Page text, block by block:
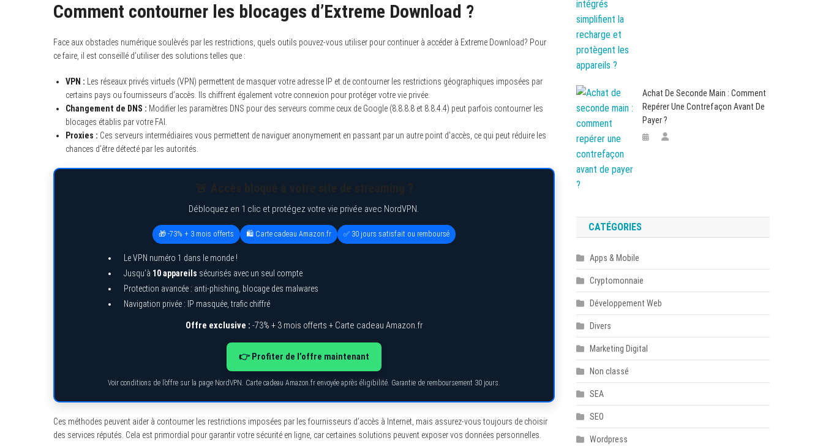
Comment contourner les blocages d’Extreme Download ?
Face aux obstacles numérique soulèvés par les restrictions, quels outils pouvez-vous utiliser pour continuer à accéder à Extreme Download? Pour
ce faire, il est conseillé d’utiliser des solutions telles que :
VPN : Les réseaux privés virtuels (VPN) permettent de masquer votre adresse IP et de contourner les restrictions géographiques imposées par
certains pays ou fournisseurs d’accès. Ils chiffrent également votre connexion pour protéger votre vie privée.
Changement de DNS : Modifier les paramètres DNS pour des serveurs comme ceux de Google (8.8.8.8 et 8.8.4.4) peut parfois contourner les
blocages établis par votre FAI.
Proxies : Ces serveurs intermédiaires vous permettent de naviguer anonymement en passant par un autre point d’accès, ce qui peut réduire les
chances d’être détecté par les autorités.
Débloquez en 1 clic et protégez votre vie privée avec NordVPN.
🎁 -73% + 3 mois offerts 🛍️ Carte cadeau Amazon.fr ✅ 30 jours satisfait ou remboursé
Le VPN numéro 1 dans le monde !
Jusqu’à 10 appareils sécurisés avec un seul compte
Protection avancée : anti-phishing, blocage des malwares
Navigation privée : IP masquée, trafic chiffré
Offre exclusive : -73% + 3 mois offerts + Carte cadeau Amazon.fr
👉 Profiter de l’offre maintenant
Voir conditions de l’offre sur la page NordVPN. Carte cadeau Amazon.fr envoyée après éligibilité. Garantie de remboursement 30 jours.
Ces méthodes peuvent aider à contourner les restrictions imposées par les fournisseurs d’accès à Internet, mais assurez-vous toujours de choisir
des services réputés. Cela est primordial pour garantir votre sécurité en ligne, car certaines solutions peuvent exposer vos données personnelles.
Achat De Seconde Main : Comment
Repérer Une Contrefaçon Avant De
Payer ?
CATÉGORIES
Apps & Mobile
Cryptomonnaie
Développement Web
Divers
Marketing Digital
Non classé
SEA
SEO
Wordpress